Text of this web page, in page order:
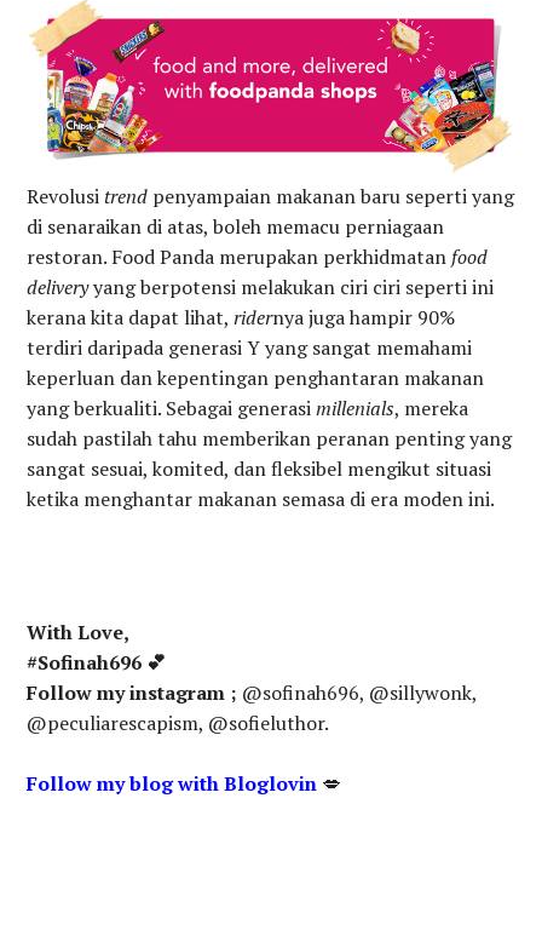
Revolusitrend penyampaian makanan baru seperti yang
di senaraikan di atas, boleh memacu perniagaan
restoran. Food Panda merupakan perkhidmatan food
deliveryyang berpotensi melakukan ciri ciri seperti ini
kerana kita dapat lihat,ridernya juga hampir 90%
terdiri daripada generasi Y yang sangat memahami
keperluan dan kepentingan penghantaran makanan
yang berkualiti. Sebagai generasimillenials, mereka
sudah pastilah tahu memberikan peranan penting yang
sangat sesuai, komited, dan fleksibel mengikut situasi
ketika menghantar makanan semasa di era moden ini.
With Love,
#Sofinah696 💕
Follow my instagram ; @sofinah696, @sillywonk,
@peculiarescapism, @sofieluthor.
Follow my blog with Bloglovin 💋